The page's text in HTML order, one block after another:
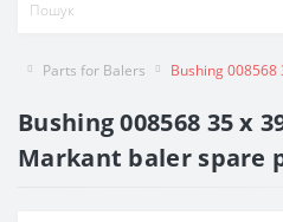
Parts for Balers Bushing
Bushing 008568 35 х
Markant baler spare